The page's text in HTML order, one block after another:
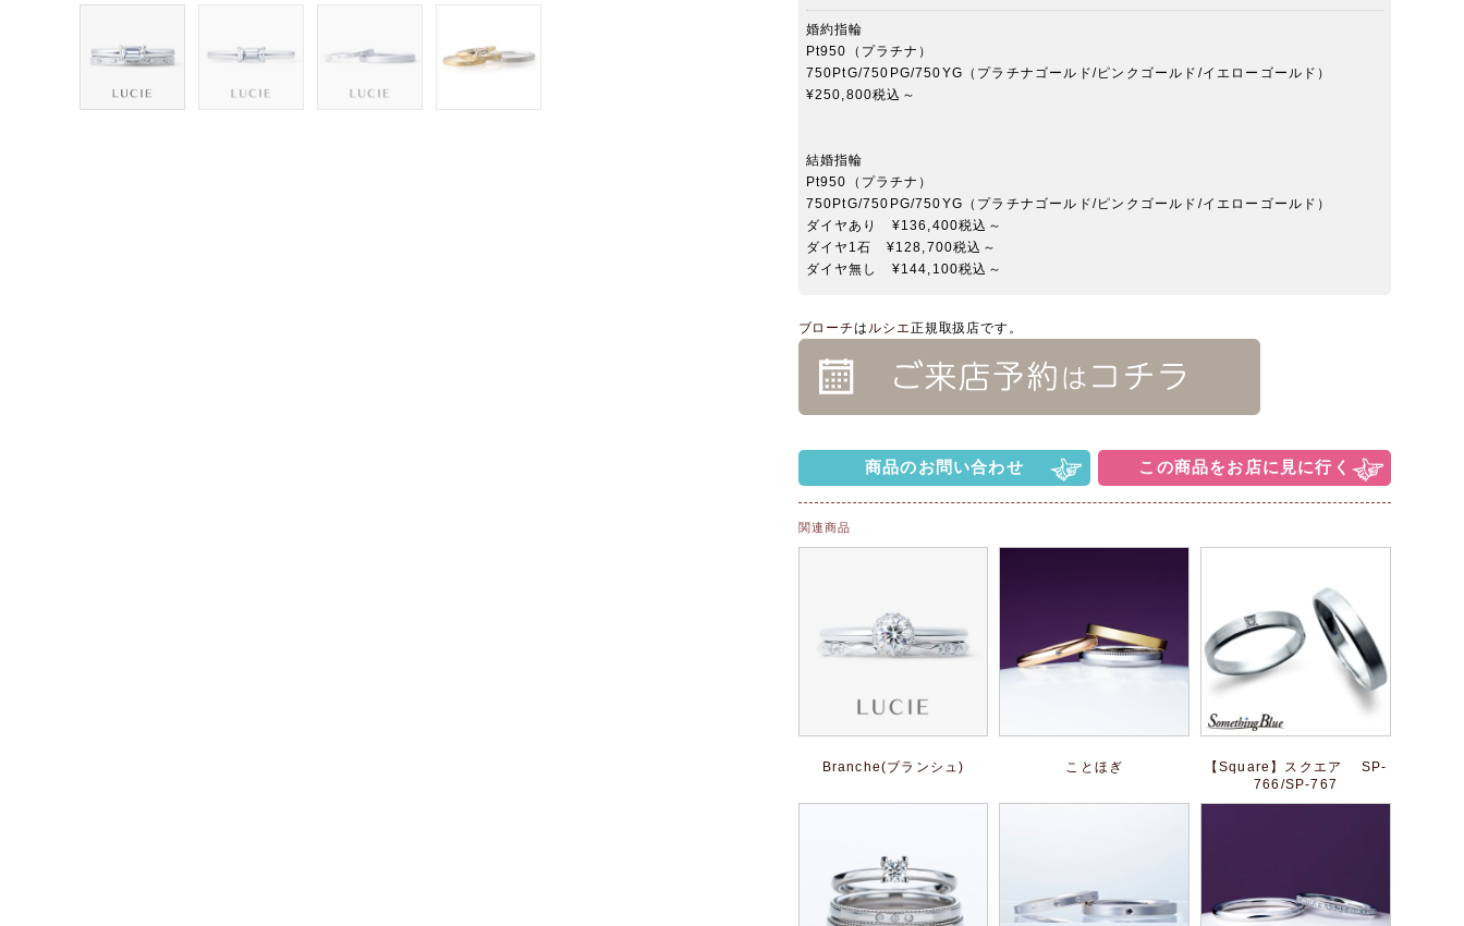
婚約指輪
Pt950（プラチナ）
750PtG/750PG/750YG（プラチナゴールド/ピンクゴールド/イエローゴールド）
¥250,800税込～
結婚指輪
Pt950（プラチナ）
750PtG/750PG/750YG（プラチナゴールド/ピンクゴールド/イエローゴールド）
ダイヤあり ¥136,400税込～
ダイヤ1石 ¥128,700税込～
ダイヤ無し ¥144,100税込～
ブローチは ルシエ正規取扱店です。
商品のお問い合わせ この商品をお店に見に行く
関連商品
Branche(ブランシュ) ことほぎ
【Square】スクエア SP-
766/SP-767